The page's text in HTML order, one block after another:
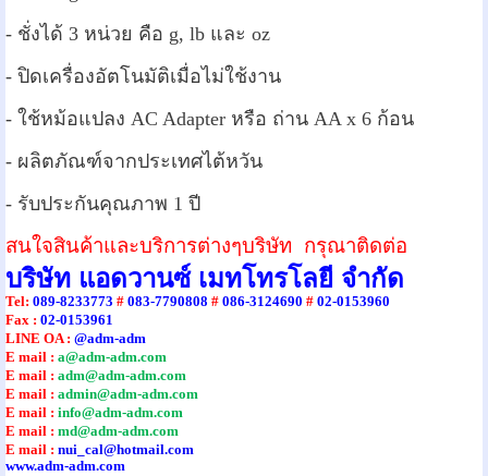
- ชั่งได้ 3 หน่วย คือ g, lb และ oz
- ปิดเครื่องอัตโนมัติเมื่อไม่ใช้งาน
- ใช้หม้อแปลง AC Adapter หรือ ถ่าน AA x 6 ก้อน
- ผลิตภัณฑ์จากประเทศไต้หวัน
- รับประกันคุณภาพ 1 ปี
สนใจสินค้าและบริการต่างๆบริษัท กรุณาติดต่อ
บริษัท แอดวานซ์ เมทโทรโลยี จำกัด
Tel: 089-8233773 # 083-7790808 # 086-3124690 # 02-0153960
Fax : 02-0153961
LINE OA : @adm-adm
E mail : a@adm-adm.com
E mail : adm@adm-adm.com
E mail : admin@adm-adm.com
E mail : info@adm-adm.com
E mail : md@adm-adm.com
E mail : nui_cal@hotmail.com
www.adm-adm.com